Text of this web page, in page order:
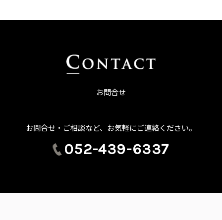
お問合せ
お問合せ・ご相談など、お気軽にご連絡ください。
052-439-6337